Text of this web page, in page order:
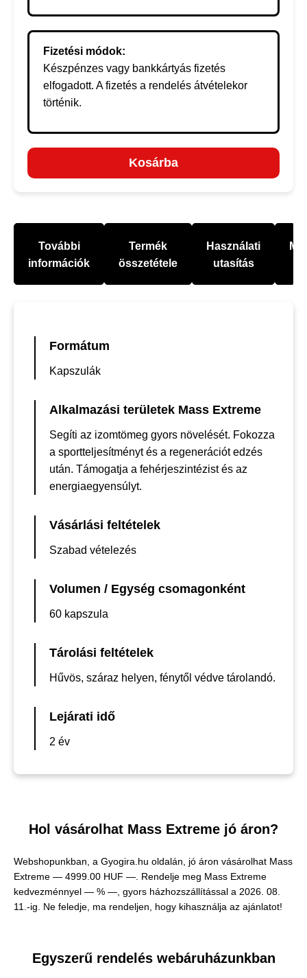
Fizetési módok:
Készpénzes vagy bankkártyás fizetés
elfogadott. A fizetés a rendelés átvételekor
történik.
Kosárba
További
információk
Termék
összetétele
Használati
utasítás
Formátum
Kapszulák
Alkalmazási területek Mass Extreme
Segíti az izomtömeg gyors növelését. Fokozza
a sportteljesítményt és a regenerációt edzés
után. Támogatja a fehérjeszintézist és az
energiaegyensúlyt.
Vásárlási feltételek
Szabad vételezés
Volumen / Egység csomagonként
60 kapszula
Tárolási feltételek
Hűvös, száraz helyen, fénytől védve tárolandó.
Lejárati idő
2 év
Hol vásárolhat Mass Extreme jó áron?
Webshopunkban, a Gyogira.hu oldalán, jó áron vásárolhat Mass
Extreme — 4999.00 HUF — . Rendelje meg Mass Extreme
kedvezménnyel — % —, gyors házhozszállítással a 2026. 08.
11.-ig. Ne feledje, ma rendeljen, hogy kihasználja az ajánlatot!
Egyszerű rendelés webáruházunkban